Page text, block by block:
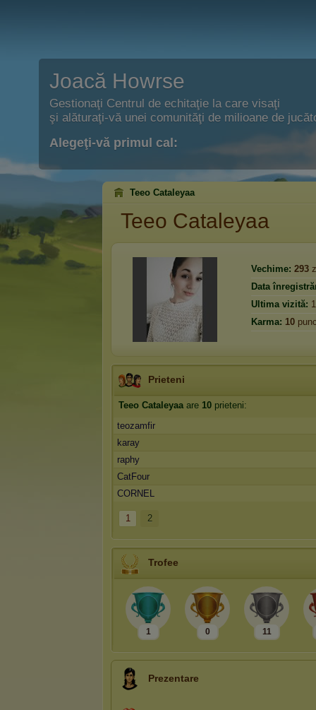
Joacă Howrse
Gestionaţi Centrul de echitaţie la care visaţi
şi alăturaţi-vă unei comunităţi de milioane de
Alegeţi-vă primul cal:
Teeo Cataleyaa
Teeo Cataleyaa
Vechime: 293
Data
Ultima vizită:
Karma: 10
Prieteni
Teeo Cataleyaaare 10 prieteni:
teozamfir
karay
raphy
CatFour
CORNEL
1 2
Trofee
1 0 11
Prezentare